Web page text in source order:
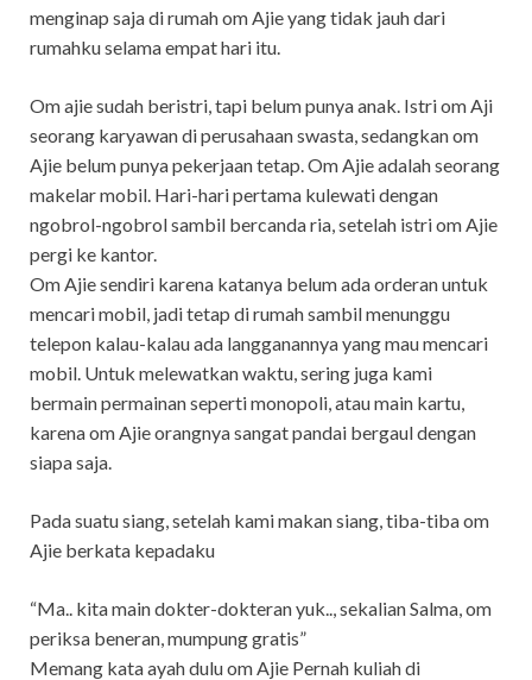
menginap saja di rumah om Ajie yang tidak jauh dari
rumahku selama empat hari itu.
Om ajie sudah beristri, tapi belum punya anak. Istri om Aji
seorang karyawan di perusahaan swasta, sedangkan om
Ajie belum punya pekerjaan tetap. Om Ajie adalah seorang
makelar mobil. Hari-hari pertama kulewati dengan
ngobrol-ngobrol sambil bercanda ria, setelah istri om Ajie
pergi ke kantor.
Om Ajie sendiri karena katanya belum ada orderan untuk
mencari mobil, jadi tetap di rumah sambil menunggu
telepon kalau-kalau ada langganannya yang mau mencari
mobil. Untuk melewatkan waktu, sering juga kami
bermain permainan seperti monopoli, atau main kartu,
karena om Ajie orangnya sangat pandai bergaul dengan
siapa saja.
Pada suatu siang, setelah kami makan siang, tiba-tiba om
Ajie berkata kepadaku
“Ma.. kita main dokter-dokteran yuk.., sekalian Salma, om
periksa beneran, mumpung gratis”
Memang kata ayah dulu om Ajie Pernah kuliah di